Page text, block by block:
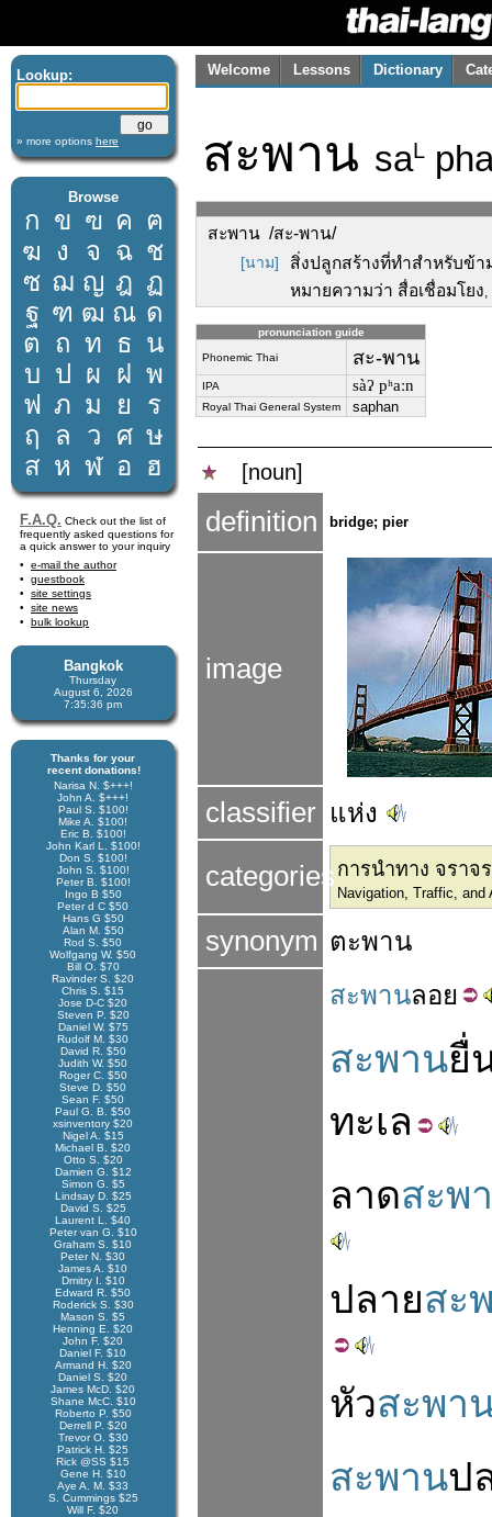
Lookup:
» more options here
Browse
ก ข ฃ ค ฅ
ฆ ง จ ฉ ช
ซ ฌ ญ ฎ ฏ
ฐ ฑ ฒ ณ ด
ต ถ ท ธ น
บ ป ผ ฝ พ
ฟ ภ ม ย
ร
ฤ
ล ว ศ ษ
ส ห ฬ อ ฮ
F.A.Q. Check out the list of
frequently asked questions for
a quick answer to your inquiry
e-mail the author
guestbook
site settings
site news
bulk lookup
Bangkok
Thursday
August 6, 2026
7:35:37 pm
Thanks for your
recent donations!
Narisa N. $+++!
John A. $+++!
Paul S. $100!
Mike A. $100!
Eric B. $100!
John Karl L. $100!
Don S. $100!
John S. $100!
Peter B. $100!
Ingo B $50
Peter d C $50
Hans G $50
Alan M. $50
Rod S. $50
Wolfgang W. $50
Bill O. $70
Ravinder S. $20
Chris S. $15
Jose D-C $20
Steven P. $20
Daniel W. $75
Rudolf M. $30
David R. $50
Judith W. $50
Roger C. $50
Steve D. $50
Sean F. $50
Paul G. B. $50
xsinventory $20
Nigel A. $15
Michael B. $20
Otto S. $20
Damien G. $12
Simon G. $5
Lindsay D. $25
David S. $25
Laurent L. $40
Peter van G. $10
Graham S. $10
Peter N. $30
James A. $10
Dmitry I. $10
Edward R. $50
Roderick S. $30
Mason S. $5
Henning E. $20
John F. $20
Daniel F. $10
Armand H. $20
Daniel S. $20
James McD. $20
Shane McC. $10
Roberto P. $50
Derrell P. $20
Trevor O. $30
Patrick H. $25
Rick @SS $15
Gene H. $10
Aye A. M. $33
S. Cummings $25
Will F. $20
Welcome Lessons Dictionary
สะพาน saL
สะพาน /สะ-พาน/
[นาม]
สิ่งปลูกสร้างที่ทำสำหรับข้
หมายความว่า สื่อเชื่อมโยง,
pronunciation guide
Phonemic Thai สะ-พาน
IPA sàʔ pʰaːn
Royal Thai General System saphan
[noun]
definition bridge; pier
image
classifier แห่ง
categories การนำทาง จราจ
Navigation, Traffic, and
synonym ตะพาน
สะพานลอย
สะพานยื่
ทะเล
ลาดสะพ
ปลายสะ
หัวสะพา
สะพานป